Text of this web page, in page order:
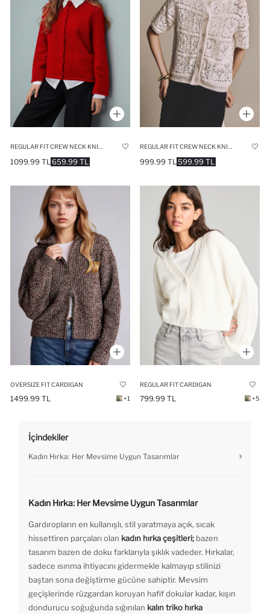
659.99 TL
1099.99 TL 599.99 TL
999.99 TL
OVERSIZE FIT CARDIGAN
1499.99 TL +1
REGULAR FIT CARDIGAN
799.99 TL +5
İçindekiler
Kadın Hırka: Her Mevsime Uygun Tasarımlar
Kadın Hırka: Her Mevsime Uygun Tasarımlar
Gardıropların en kullanışlı, stil yaratmaya açık, sıcak
hissettiren parçaları olan kadın hırka çeşitleri; bazen
tasarım bazen de doku farklarıyla şıklık vadeder. Hırkalar,
sadece ısınma ihtiyacını gidermekle kalmayıp stilinizi
baştan sona değiştirme gücüne sahiptir. Mevsim
geçişlerinde rüzgardan koruyan hafif dokular kadar, kışın
dondurucu soğuğunda sığınılan kalın triko hırka